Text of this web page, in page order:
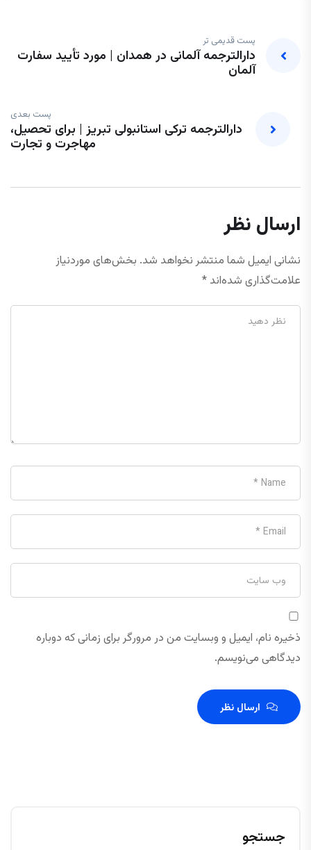
پست قدیمی تر
دارالترجمه آلمانی در همدان | مورد تأیید سفارت
آلمان
پست بعدی
دارالترجمه ترکی استانبولی تبریز | برای تحصیل،
مهاجرت و تجارت
ارسال نظر
نشانی ایمیل شما منتشر نخواهد شد. بخش‌های موردنیاز
علامت‌گذاری شده‌اند *
ذخیره نام، ایمیل و وبسایت من در مرورگر برای زمانی که دوباره
دیدگاهی می‌نویسم.
ارسال نظر
جستجو